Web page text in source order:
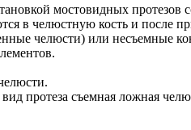
мостовидных
в челюстную кость и после
челюсти) или несъемные
протеза съемная ложная